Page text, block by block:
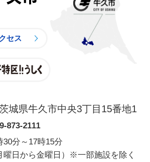
セス
城県牛久市中央3丁目15番地1
873-2111
30分～17時15分
曜日から金曜日）※一部施設を除く